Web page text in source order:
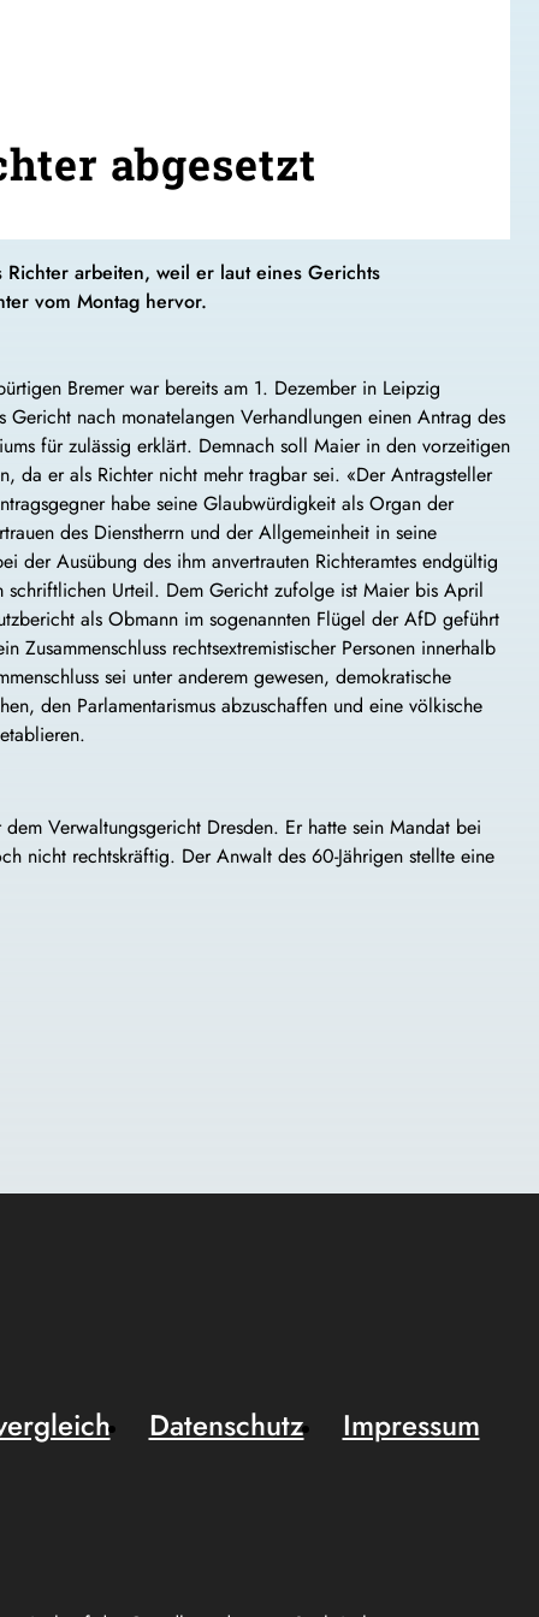
abgesetzt
Richter arbeiten, weil er laut eines Gerichts
vom Montag hervor.
Bremer war bereits am 1. Dezember in Leipzig
Gericht nach monatelangen Verhandlungen einen Antrag des
für zulässig erklärt. Demnach soll Maier in den vorzeitigen
da er als Richter nicht mehr tragbar sei. «Der Antragsteller
habe seine Glaubwürdigkeit als Organ der
des Dienstherrn und der Allgemeinheit in seine
der Ausübung des ihm anvertrauten Richteramtes endgültig
schriftlichen Urteil. Dem Gericht zufolge ist Maier bis April
als Obmann im sogenannten Flügel der AfD geführt
Zusammenschluss rechtsextremistischer Personen innerhalb
sei unter anderem gewesen, demokratische
den Parlamentarismus abzuschaffen und eine völkische
Verwaltungsgericht Dresden. Er hatte sein Mandat bei
nicht rechtskräftig. Der Anwalt des 60-Jährigen stellte eine
Datenschutz
Impressum